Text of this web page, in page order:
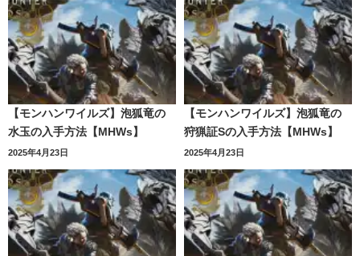
【モンハンワイルズ】泡狐竜の
水玉の入手方法【MHWs】
2025年4月23日
【モンハンワイルズ】泡狐竜の
狩猟証Sの入手方法【MHWs】
2025年4月23日